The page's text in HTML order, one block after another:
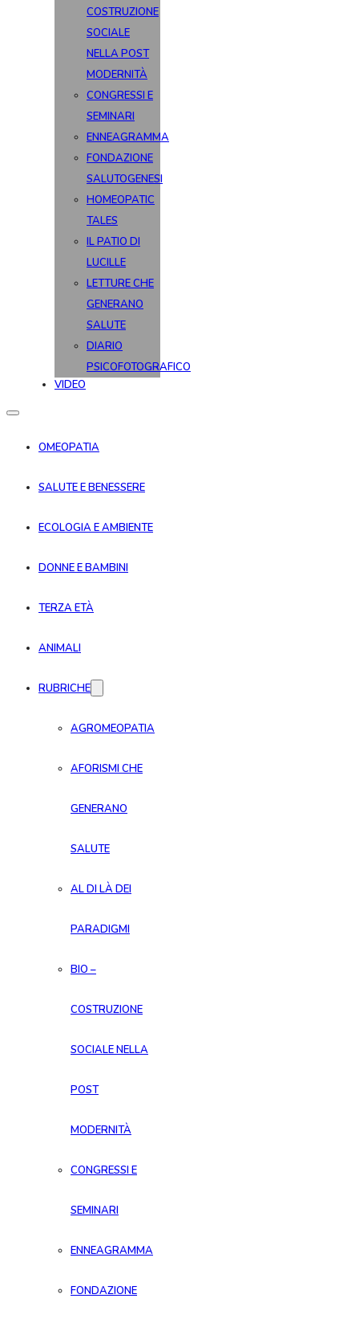
COSTRUZIONE
SOCIALE
NELLA POST
MODERNITÀ
CONGRESSI E
SEMINARI
ENNEAGRAMMA
FONDAZIONE
SALUTOGENESI
HOMEOPATIC
TALES
IL PATIO DI
LUCILLE
LETTURE CHE
GENERANO
SALUTE
DIARIO
PSICOFOTOGRAFICO
VIDEO
OMEOPATIA
SALUTE E BENESSERE
ECOLOGIA E AMBIENTE
DONNE E BAMBINI
TERZA ETÀ
ANIMALI
RUBRICHE
AGROMEOPATIA
AFORISMI CHE
GENERANO
SALUTE
AL DI LÀ DEI
PARADIGMI
BIO –
COSTRUZIONE
SOCIALE NELLA
POST
MODERNITÀ
CONGRESSI E
SEMINARI
ENNEAGRAMMA
FONDAZIONE